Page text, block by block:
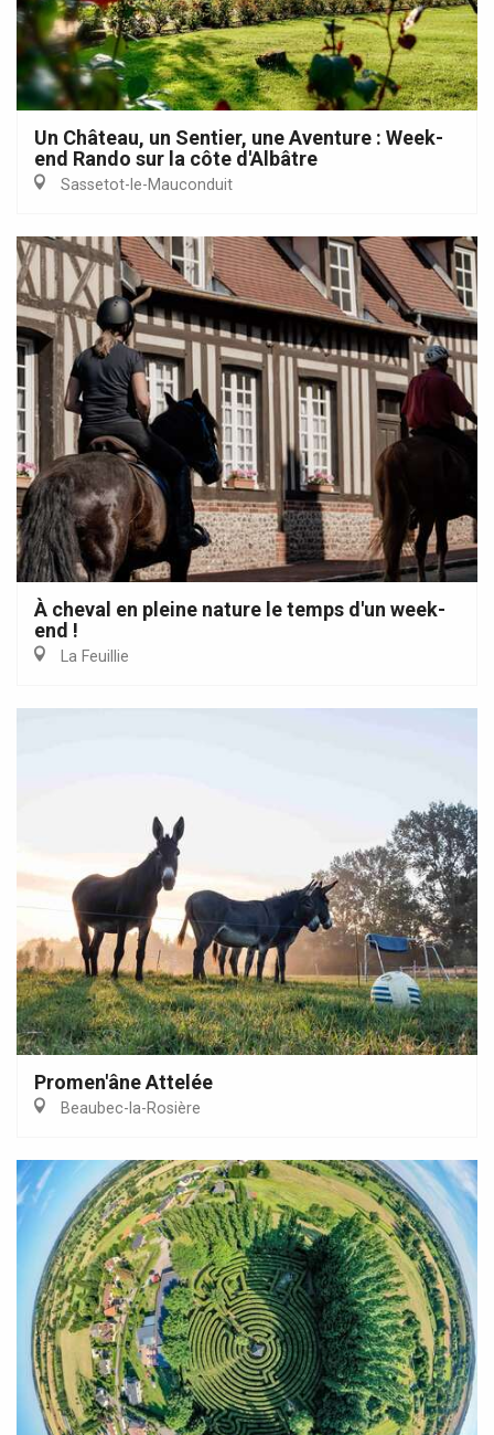
Un Château, un Sentier, une Aventure : Week-
end Rando sur la côte d'Albâtre
Sassetot-le-Mauconduit
À cheval en pleine nature le temps d'un week-
end !
La Feuillie
Promen'âne Attelée
Beaubec-la-Rosière